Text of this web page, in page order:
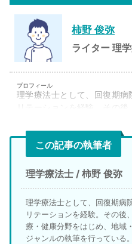
柿野 俊弥
ライター 理
プロフィール
理学療法士として、回復期
リテーションを経験。その
療・健康分野をはじめ、地
ジャンルの執筆を行っている。
学位・資格
理学療法士
①交通事故に関する記事を
ことは何ですか？
正確さと、読者の不安の解決
この記事の執筆者
理学療法士 / 柿野 俊弥
理学療法士として、回復期病
リテーションを経験。その後
療・健康分野をはじめ、地域
ジャンルの執筆を行っている。